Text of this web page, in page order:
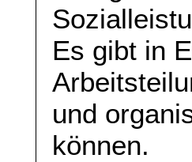
Es gibt in
und
können.